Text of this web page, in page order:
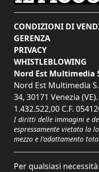
CONDIZIONI DI
GERENZA
PRIVACY
WHISTLEBLOWING
Nord Est Multimedia
Nord Est Multimedia
34, 30171 Venezia
1.432.522,00 C.F.
I diritti delle immagini e
espressamente vietata la
mezzo e l'adattamento
Per qualsiasi